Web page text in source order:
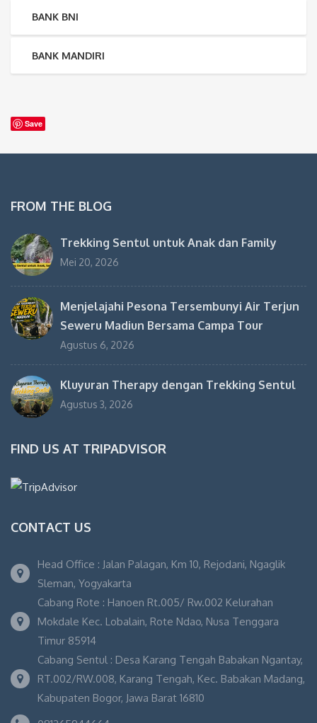
BANK BNI
BANK MANDIRI
Save
FROM THE BLOG
Trekking Sentul untuk Anak dan Family
Mei 20, 2026
Menjelajahi Pesona Tersembunyi Air Terjun
Seweru Madiun Bersama Campa Tour
Agustus 6, 2026
Kluyuran Therapy dengan Trekking Sentul
Agustus 3, 2026
FIND US AT TRIPADVISOR
CONTACT US
Head Office : Jalan Palagan, Km 10, Rejodani, Ngaglik
Sleman, Yogyakarta
Cabang Rote : Hanoen Rt.005/ Rw.002 Kelurahan
Mokdale Kec. Lobalain, Rote Ndao, Nusa Tenggara
Timur 85914
Cabang Sentul : Desa Karang Tengah Babakan Ngantay,
RT.002/RW.008, Karang Tengah, Kec. Babakan Madang,
Kabupaten Bogor, Jawa Barat 16810